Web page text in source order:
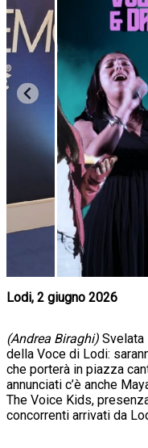
Lodi, 2 giugno 2026
(Andrea Biraghi)
della Voce di Lodi:
che porterà in piazza
annunciati c’è anche
The Voice Kids,
concorrenti arrivati da